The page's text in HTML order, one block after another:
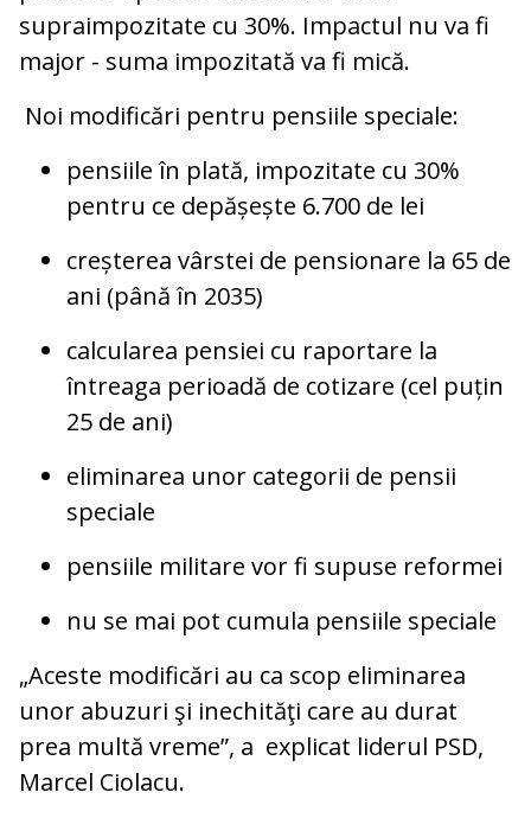
supraimpozitate cu 30%. Impactul nu va fi
major - suma impozitată va fi mică.
Noi modificări pentru pensiile speciale:
pensiile în plată, impozitate cu 30%
pentru ce depășește 6.700 de lei
creșterea vârstei de pensionare la 65 de
ani (până în 2035)
calcularea pensiei cu raportare la
întreaga perioadă de cotizare (cel puțin
25 de ani)
eliminarea unor categorii de pensii
speciale
pensiile militare vor fi supuse reformei
nu se mai pot cumula pensiile speciale
„Aceste modificări au ca scop eliminarea
unor abuzuri şi inechităţi care au durat
prea multă vreme”, a explicat liderul PSD,
Marcel Ciolacu.